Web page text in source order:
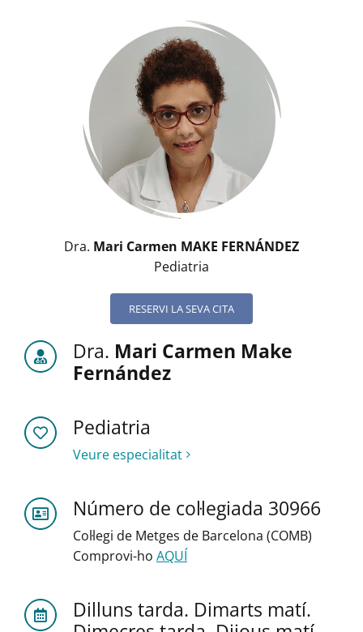
Dra. Mari Carmen MAKE FERNÁNDEZ
Pediatria
RESERVI LA SEVA CITA
Dra. Mari Carmen Make
Fernández
Pediatria
Veure especialitat
Número de col·legiada 30966
Col·legi de Metges de Barcelona (COMB)
Comprovi-ho AQUÍ
Dilluns tarda. Dimarts matí.